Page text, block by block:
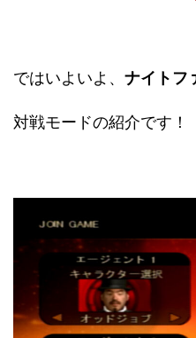
ではいよいよ、 ナイトフ
対戦モードの紹介です！